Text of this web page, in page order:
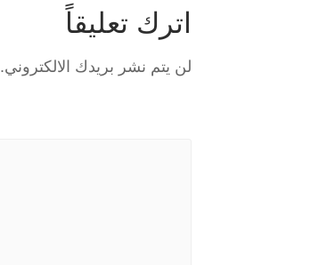
اترك تعليقاً
لن يتم نشر بريدك الالكتروني.